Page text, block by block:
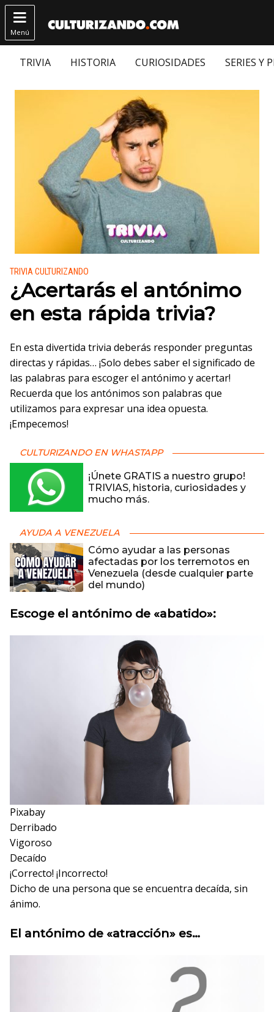

Menú
TRIVIA HISTORIA CURIOSIDADES SERIES Y
Publicado en:
TRIVIA CULTURIZANDO
¿Acertarás el antónimo
en esta rápida trivia?
En esta divertida trivia deberás responder preguntas
directas y rápidas… ¡Solo debes saber el significado de
las palabras para escoger el antónimo y acertar!
Recuerda que los antónimos son palabras que
utilizamos para expresar una idea opuesta.
¡Empecemos!
CULTURIZANDO EN WHASTAPP
¡Únete GRATIS a nuestro grupo!
TRIVIAS, historia, curiosidades y
mucho más.
AYUDA A VENEZUELA
Cómo ayudar a las personas
afectadas por los terremotos en
Venezuela (desde cualquier parte
del mundo)
Escoge el antónimo de «abatido»:
Pixabay
Derribado
Vigoroso
Decaído
¡Correcto! ¡Incorrecto!
Dicho de una persona que se encuentra decaída, sin
ánimo.
El antónimo de «atracción» es…